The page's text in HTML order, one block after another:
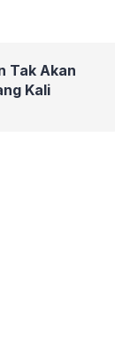
Tak Akan
Kali